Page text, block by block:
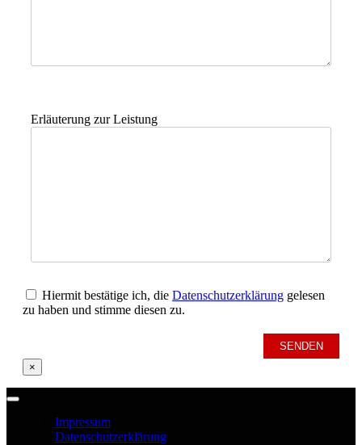
Erläuterung zur Leistung
Hiermit bestätige ich, die Datenschutzerklärunggelesen
zu haben und stimme diesen zu.
Feld
×
Toggle
NavigationImpressum
Datenschutzerklärung